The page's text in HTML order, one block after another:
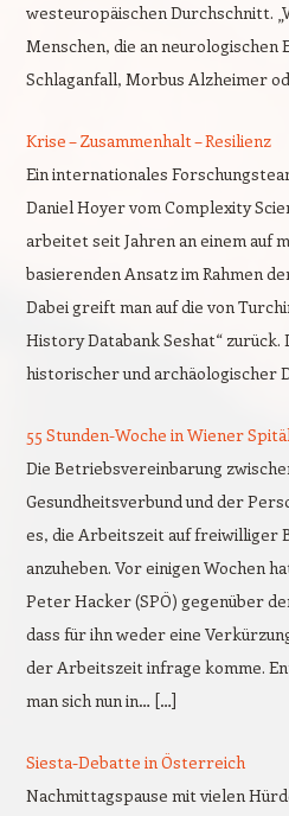
westeuropäischen Durchschnitt.
Menschen, die an neurologischen
Schlaganfall, Morbus Alzheimer
Krise – Zusammenhalt – Resilienz
Ein internationales
Daniel Hoyer vom Complexity
arbeitet seit Jahren an einem auf
basierenden Ansatz im Rahmen
Dabei greift man auf die von
History Databank Seshat“ zurück.
historischer und archäologischer
55 Stunden-Woche in Wiener
Die Betriebsvereinbarung
Gesundheitsverbund und der
es, die Arbeitszeit auf freiwilliger
anzuheben. Vor einigen Wochen
Peter Hacker (SPÖ) gegenüber
dass für ihn weder eine
der Arbeitszeit infrage komme.
man sich nun in… […]
Siesta-Debatte in Österreich
Nachmittagspause mit vielen